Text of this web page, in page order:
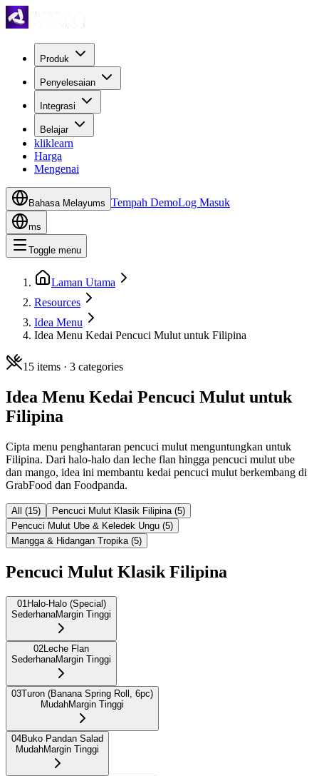
Produk
Penyelesaian
Integrasi
Belajar
kliklearn
Harga
Mengenai
Bahasa Melayums Tempah DemoLog Masuk
ms
Toggle menu
Laman Utama
Resources
Idea Menu
Idea Menu Kedai Pencuci Mulut untuk Filipina
15 items · 3 categories
Idea Menu Kedai Pencuci Mulut untuk
Filipina
Cipta menu penghantaran pencuci mulut menguntungkan untuk
Filipina. Dari halo-halo dan leche flan hingga pencuci mulut ube
dan mango, idea ini membantu kedai pencuci mulut berkembang di
GrabFood dan Foodpanda.
All (15) Pencuci Mulut Klasik Filipina (5)
Pencuci Mulut Ube & Keledek Ungu (5)
Mangga & Hidangan Tropika (5)
Pencuci Mulut Klasik Filipina
01 Halo-Halo (Special)
SederhanaMargin Tinggi
02Leche Flan
SederhanaMargin Tinggi
03Turon (Banana Spring Roll, 6pc)
MudahMargin Tinggi
04Buko Pandan Salad
MudahMargin Tinggi